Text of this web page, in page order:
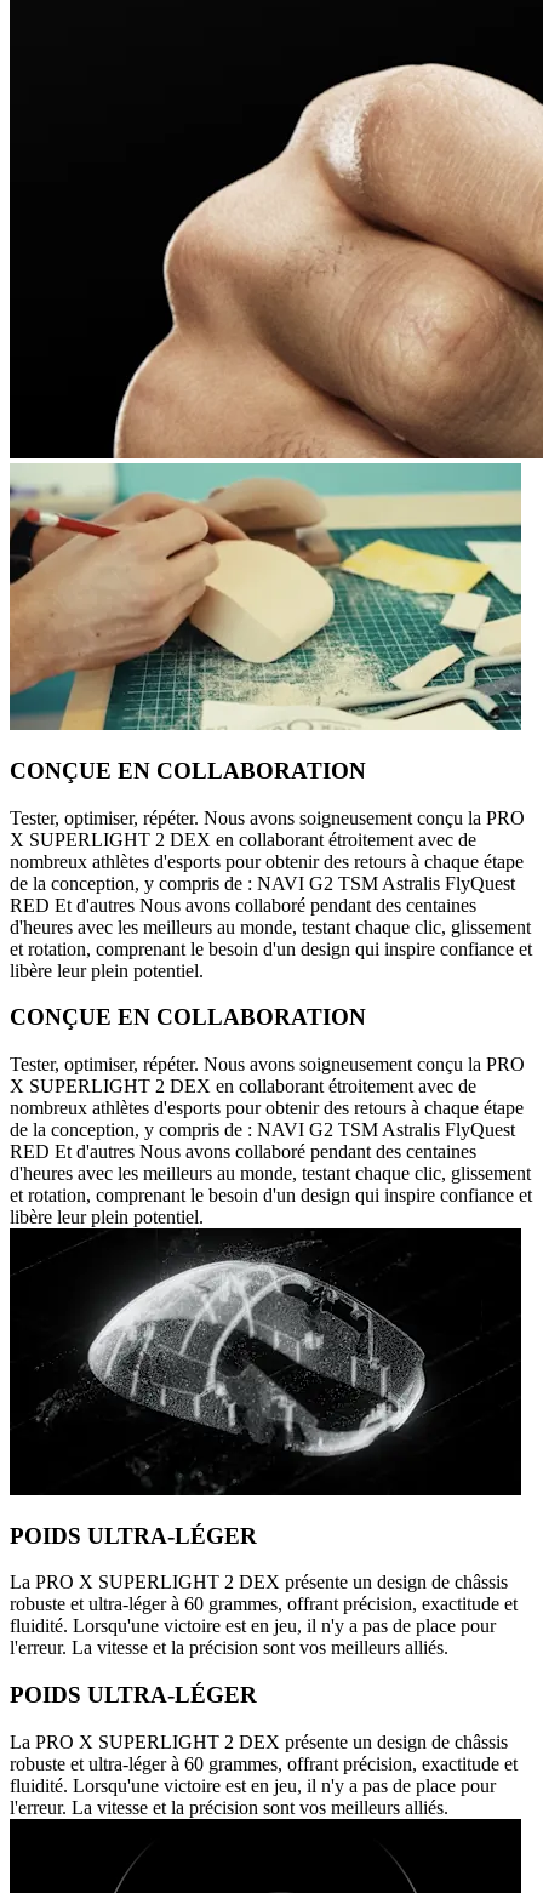
CONÇUE EN COLLABORATION
Tester, optimiser, répéter. Nous avons soigneusement conçu la PRO
X SUPERLIGHT 2 DEX en collaborant étroitement avec de
nombreux athlètes d'esports pour obtenir des retours à chaque étape
de la conception, y compris de : NAVI G2 TSM Astralis FlyQuest
RED Et d'autres Nous avons collaboré pendant des centaines
d'heures avec les meilleurs au monde, testant chaque clic, glissement
et rotation, comprenant le besoin d'un design qui inspire confiance et
libère leur plein potentiel.
CONÇUE EN COLLABORATION
Tester, optimiser, répéter. Nous avons soigneusement conçu la PRO
X SUPERLIGHT 2 DEX en collaborant étroitement avec de
nombreux athlètes d'esports pour obtenir des retours à chaque étape
de la conception, y compris de : NAVI G2 TSM Astralis FlyQuest
RED Et d'autres Nous avons collaboré pendant des centaines
d'heures avec les meilleurs au monde, testant chaque clic, glissement
et rotation, comprenant le besoin d'un design qui inspire confiance et
libère leur plein potentiel.
POIDS ULTRA-LÉGER
La PRO X SUPERLIGHT 2 DEX présente un design de châssis
robuste et ultra-léger à 60 grammes, offrant précision, exactitude et
fluidité. Lorsqu'une victoire est en jeu, il n'y a pas de place pour
l'erreur. La vitesse et la précision sont vos meilleurs alliés.
POIDS ULTRA-LÉGER
La PRO X SUPERLIGHT 2 DEX présente un design de châssis
robuste et ultra-léger à 60 grammes, offrant précision, exactitude et
fluidité. Lorsqu'une victoire est en jeu, il n'y a pas de place pour
l'erreur. La vitesse et la précision sont vos meilleurs alliés.